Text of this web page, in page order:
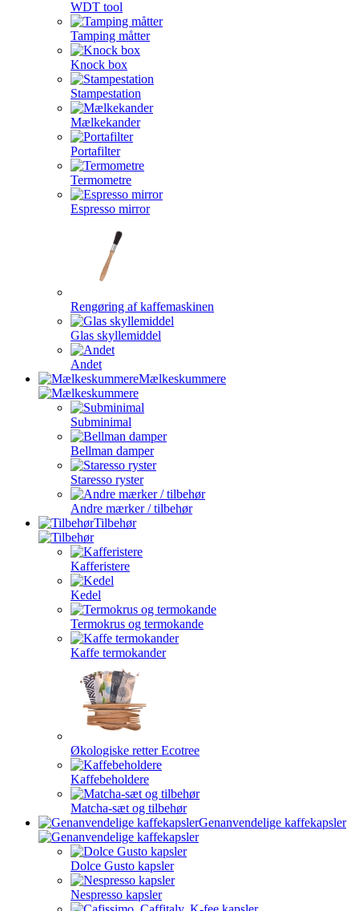
WDT tool
Tamping måtter
Knock box
Stampestation
Mælkekander
Portafilter
Termometre
Espresso mirror
Rengøring af kaffemaskinen
Glas skyllemiddel
Andet
Mælkeskummere
Subminimal
Bellman damper
Staresso ryster
Andre mærker / tilbehør
Tilbehør
Kafferistere
Kedel
Termokrus og termokande
Kaffe termokander
Økologiske retter Ecotree
Kaffebeholdere
Matcha-sæt og tilbehør
Genanvendelige kaffekapsler
Dolce Gusto kapsler
Nespresso kapsler